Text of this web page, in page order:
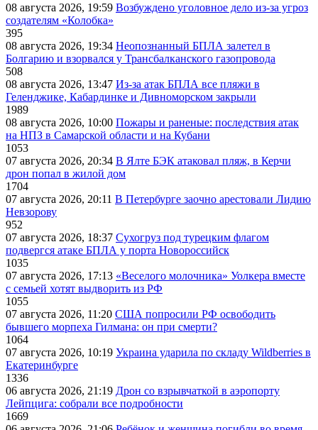
08 августа 2026, 19:59 Возбуждено уголовное дело из-за угроз
создателям «Колобка»
395
08 августа 2026, 19:34 Неопознанный БПЛА залетел в
Болгарию и взорвался у Трансбалканского газопровода
508
08 августа 2026, 13:47 Из-за атак БПЛА все пляжи в
Геленджике, Кабардинке и Дивноморском закрыли
1989
08 августа 2026, 10:00 Пожары и раненые: последствия атак
на НПЗ в Самарской области и на Кубани
1053
07 августа 2026, 20:34 В Ялте БЭК атаковал пляж, в Керчи
дрон попал в жилой дом
1704
07 августа 2026, 20:11 В Петербурге заочно арестовали Лидию
Невзорову
952
07 августа 2026, 18:37 Сухогруз под турецким флагом
подвергся атаке БПЛА у порта Новороссийск
1035
07 августа 2026, 17:13 «Веселого молочника» Уолкера вместе
с семьей хотят выдворить из РФ
1055
07 августа 2026, 11:20 США попросили РФ освободить
бывшего морпеха Гилмана: он при смерти?
1064
07 августа 2026, 10:19 Украина ударила по складу Wildberries в
Екатеринбурге
1336
06 августа 2026, 21:19 Дрон со взрывчаткой в аэропорту
Лейпцига: собрали все подробности
1669